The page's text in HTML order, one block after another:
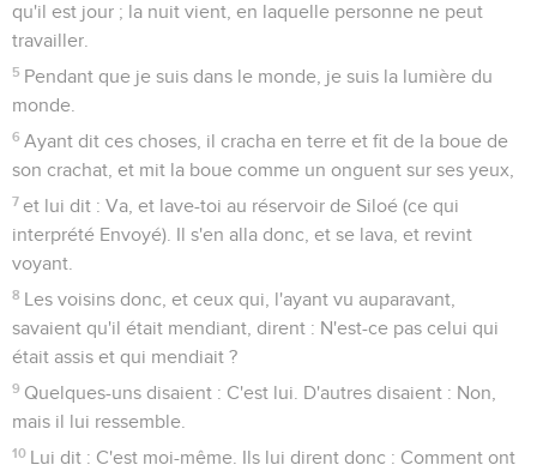
qu'il est jour ; la nuit vient, en laquelle personne ne peut
travailler.
5 Pendant que je suis dans le monde, je suis la lumière du
monde.
6 Ayant dit ces choses, il cracha en terre et fit de la boue de
son crachat, et mit la boue comme un onguent sur ses yeux,
7 et lui dit : Va, et lave-toi au réservoir de Siloé (ce qui
interprété Envoyé). Il s'en alla donc, et se lava, et revint
voyant.
8 Les voisins donc, et ceux qui, l'ayant vu auparavant,
savaient qu'il était mendiant, dirent : N'est-ce pas celui qui
était assis et qui mendiait ?
9 Quelques-uns disaient : C'est lui. D'autres disaient : Non,
mais il lui ressemble.
10 Lui dit : C'est moi-même. Ils lui dirent donc : Comment ont